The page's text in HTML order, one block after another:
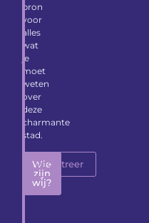
bron
voor
alles
wat
je
moet
weten
over
deze
charmante
stad.
Wie
zijn
wij?
Registreer